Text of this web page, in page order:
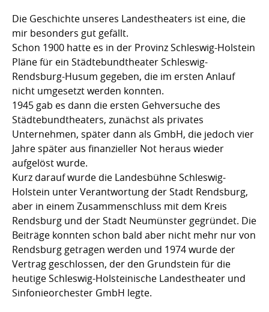
Die Geschichte unseres Landestheaters ist eine, die
mir besonders gut gefällt.
Schon 1900 hatte es in der Provinz Schleswig-Holstein
Pläne für ein Städtebundtheater Schleswig-
Rendsburg-Husum gegeben, die im ersten Anlauf
nicht umgesetzt werden konnten.
1945 gab es dann die ersten Gehversuche des
Städtebundtheaters, zunächst als privates
Unternehmen, später dann als GmbH, die jedoch vier
Jahre später aus finanzieller Not heraus wieder
aufgelöst wurde.
Kurz darauf wurde die Landesbühne Schleswig-
Holstein unter Verantwortung der Stadt Rendsburg,
aber in einem Zusammenschluss mit dem Kreis
Rendsburg und der Stadt Neumünster gegründet. Die
Beiträge konnten schon bald aber nicht mehr nur von
Rendsburg getragen werden und 1974 wurde der
Vertrag geschlossen, der den Grundstein für die
heutige Schleswig-Holsteinische Landestheater und
Sinfonieorchester GmbH legte.